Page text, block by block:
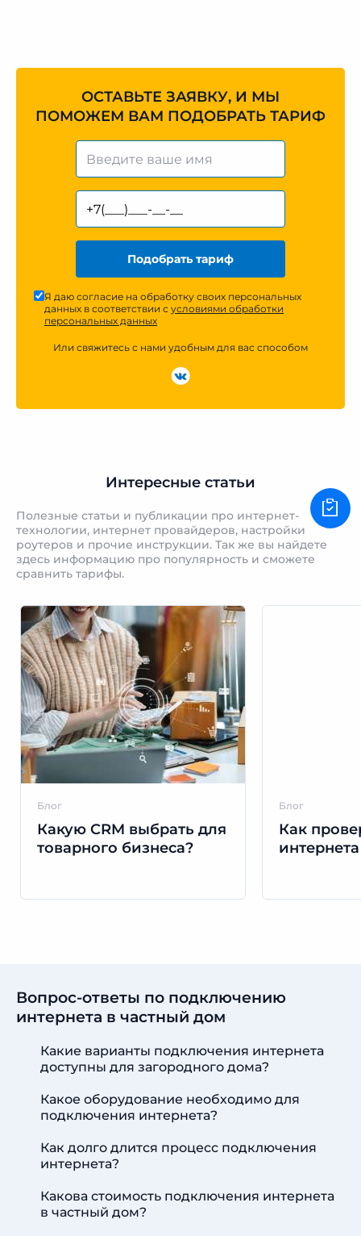
ОСТАВЬТЕ ЗАЯВКУ, И МЫ
ПОМОЖЕМ ВАМ ПОДОБРАТЬ ТАРИФ
Подобрать тариф
Я даю согласие на обработку своих персональных
данных в соответствии с условиями обработки
персональных данных
Или свяжитесь с нами удобным для вас способом
Интересные статьи
Полезные статьи и публикации про интернет-
технологии, интернет провайдеров, настройки
роутеров и прочие инструкции. Так же вы найдете
здесь информацию про популярность и сможете
сравнить тарифы.
Блог
Какую CRM выбрать для
товарного бизнеса?
Блог
Как
интернета
Вопрос-ответы по подключению
интернета в частный дом
Какие варианты подключения интернета
доступны для загородного дома?
Какое оборудование необходимо для
подключения интернета?
Как долго длится процесс подключения
интернета?
Какова стоимость подключения интернета
в частный дом?